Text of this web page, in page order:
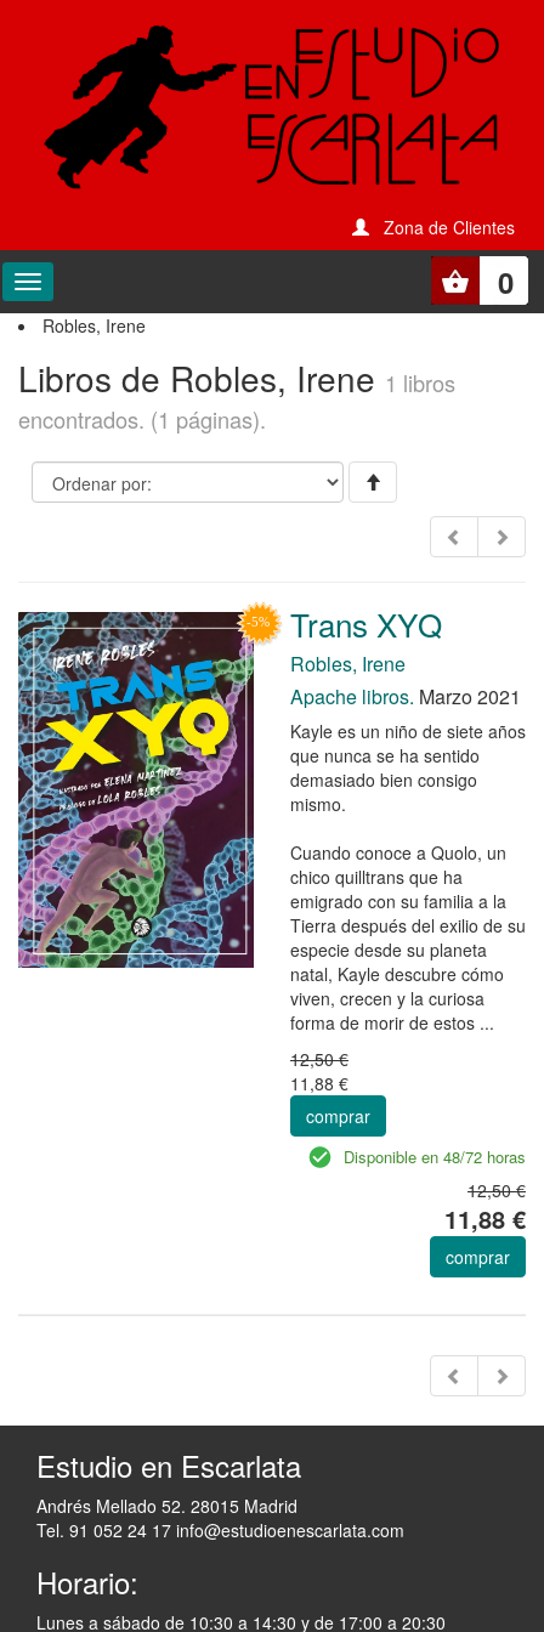
Zona de Clientes
0
Robles, Irene
Libros de Robles, Irene 1 libros
encontrados. (1 páginas).
Trans XYQ
Robles, Irene
Apache libros. Marzo 2021
Kayle es un niño de siete años
que nunca se ha sentido
demasiado bien consigo
mismo.
Cuando conoce a Quolo, un
chico quilltrans que ha
emigrado con su familia a la
Tierra después del exilio de su
especie desde su planeta
natal, Kayle descubre cómo
viven, crecen y la curiosa
forma de morir de estos ...
12,50 €
11,88 €
comprar
Disponible en 48/72 horas
12,50 €
11,88 €
comprar
Estudio en Escarlata
Andrés Mellado 52. 28015 Madrid
Tel. 91 052 24 17 info@estudioenescarlata.com
Horario:
Lunes a sábado de 10:30 a 14:30 y de 17:00 a 20:30